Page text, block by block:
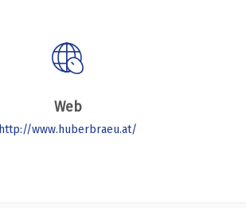
Web
http://www.huberbraeu.at/